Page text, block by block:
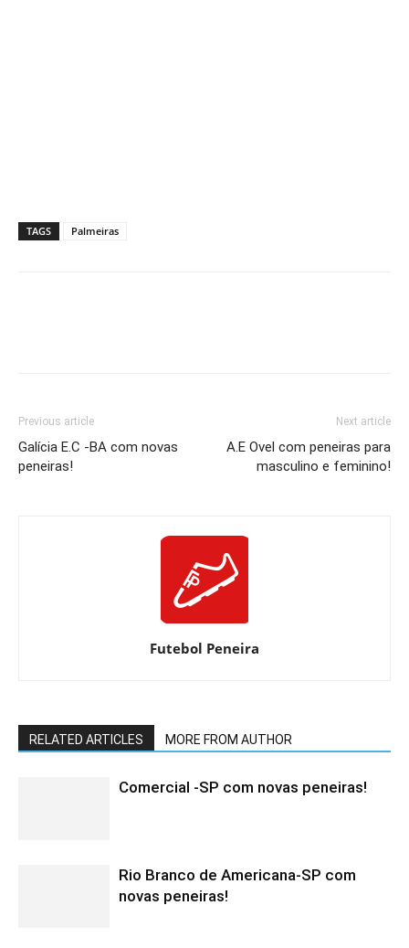
TAGS Palmeiras
Previous article
Galícia E.C -BA com novas
peneiras!
Next article
A.E Ovel com peneiras para
masculino e feminino!
Futebol Peneira
RELATED ARTICLES MORE FROM AUTHOR
Comercial -SP com novas peneiras!
Rio Branco de Americana-SP com
novas peneiras!